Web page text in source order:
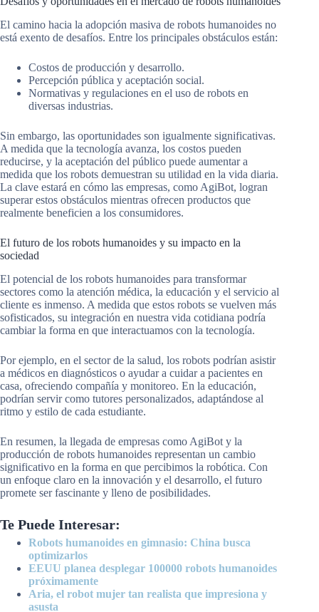
El camino hacia la adopción masiva de robots humanoides no
está exento de desafíos. Entre los principales obstáculos están:
Costos de producción y desarrollo.
Percepción pública y aceptación social.
Normativas y regulaciones en el uso de robots en
diversas industrias.
Sin embargo, las oportunidades son igualmente significativas.
A medida que la tecnología avanza, los costos pueden
reducirse, y la aceptación del público puede aumentar a
medida que los robots demuestran su utilidad en la vida diaria.
La clave estará en cómo las empresas, como AgiBot, logran
superar estos obstáculos mientras ofrecen productos que
realmente beneficien a los consumidores.
El futuro de los robots humanoides y su impacto en la
sociedad
El potencial de los robots humanoides para transformar
sectores como la atención médica, la educación y el servicio al
cliente es inmenso. A medida que estos robots se vuelven más
sofisticados, su integración en nuestra vida cotidiana podría
cambiar la forma en que interactuamos con la tecnología.
Por ejemplo, en el sector de la salud, los robots podrían asistir
a médicos en diagnósticos o ayudar a cuidar a pacientes en
casa, ofreciendo compañía y monitoreo. En la educación,
podrían servir como tutores personalizados, adaptándose al
ritmo y estilo de cada estudiante.
En resumen, la llegada de empresas como AgiBot y la
producción de robots humanoides representan un cambio
significativo en la forma en que percibimos la robótica. Con
un enfoque claro en la innovación y el desarrollo, el futuro
promete ser fascinante y lleno de posibilidades.
Te Puede Interesar:
Robots humanoides en gimnasio: China busca
optimizarlos
EEUU planea desplegar 100000 robots humanoides
próximamente
Aria, el robot mujer tan realista que impresiona y
asusta